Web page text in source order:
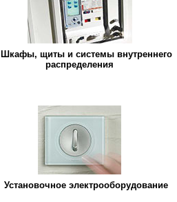
Шкафы, щиты и системы внутреннего
распределения
Установочное электрооборудование